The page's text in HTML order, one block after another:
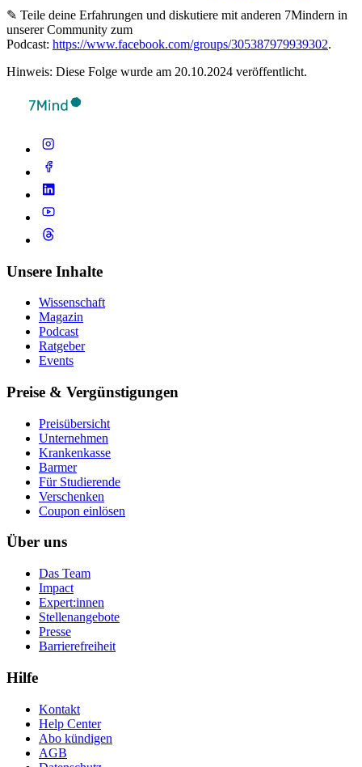
✎ Teile deine Erfahrungen und diskutiere mit anderen 7Mindern in
unserer Community zum
Podcast: https://www.facebook.com/groups/305387979939302.
Hinweis: Diese Folge wurde am 20.10.2024 veröffentlicht.
Unsere Inhalte
Wissenschaft
Magazin
Podcast
Ratgeber
Events
Preise & Vergünstigungen
Preisübersicht
Unternehmen
Krankenkasse
Barmer
Für Studierende
Ver­schen­ken
Coupon einlösen
Über uns
Das Team
Impact
Expert:innen
Stellenangebote
Presse
Barrierefreiheit
Hilfe
Kontakt
Help Center
Abo kündigen
AGB